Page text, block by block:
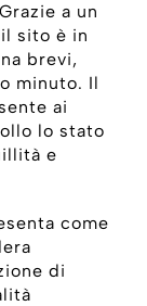
a un
sito è in
brevi,
minuto. Il
ai
lo stato
e
come
di